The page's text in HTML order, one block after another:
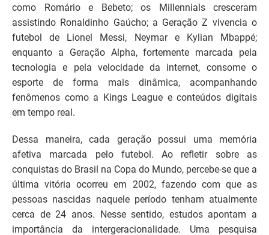
como Romário e Bebeto; os Millennials cresceram
assistindo Ronaldinho Gaúcho; a Geração Z vivencia o
futebol de Lionel Messi, Neymar e Kylian Mbappé;
enquanto a Geração Alpha, fortemente marcada pela
tecnologia e pela velocidade da internet, consome o
esporte de forma mais dinâmica, acompanhando
fenômenos como a Kings League e conteúdos digitais
em tempo real.
Dessa maneira, cada geração possui uma memória
afetiva marcada pelo futebol. Ao refletir sobre as
conquistas do Brasil na Copa do Mundo, percebe-se que a
última vitória ocorreu em 2002, fazendo com que as
pessoas nascidas naquele período tenham atualmente
cerca de 24 anos. Nesse sentido, estudos apontam a
importância da intergeracionalidade. Uma pesquisa